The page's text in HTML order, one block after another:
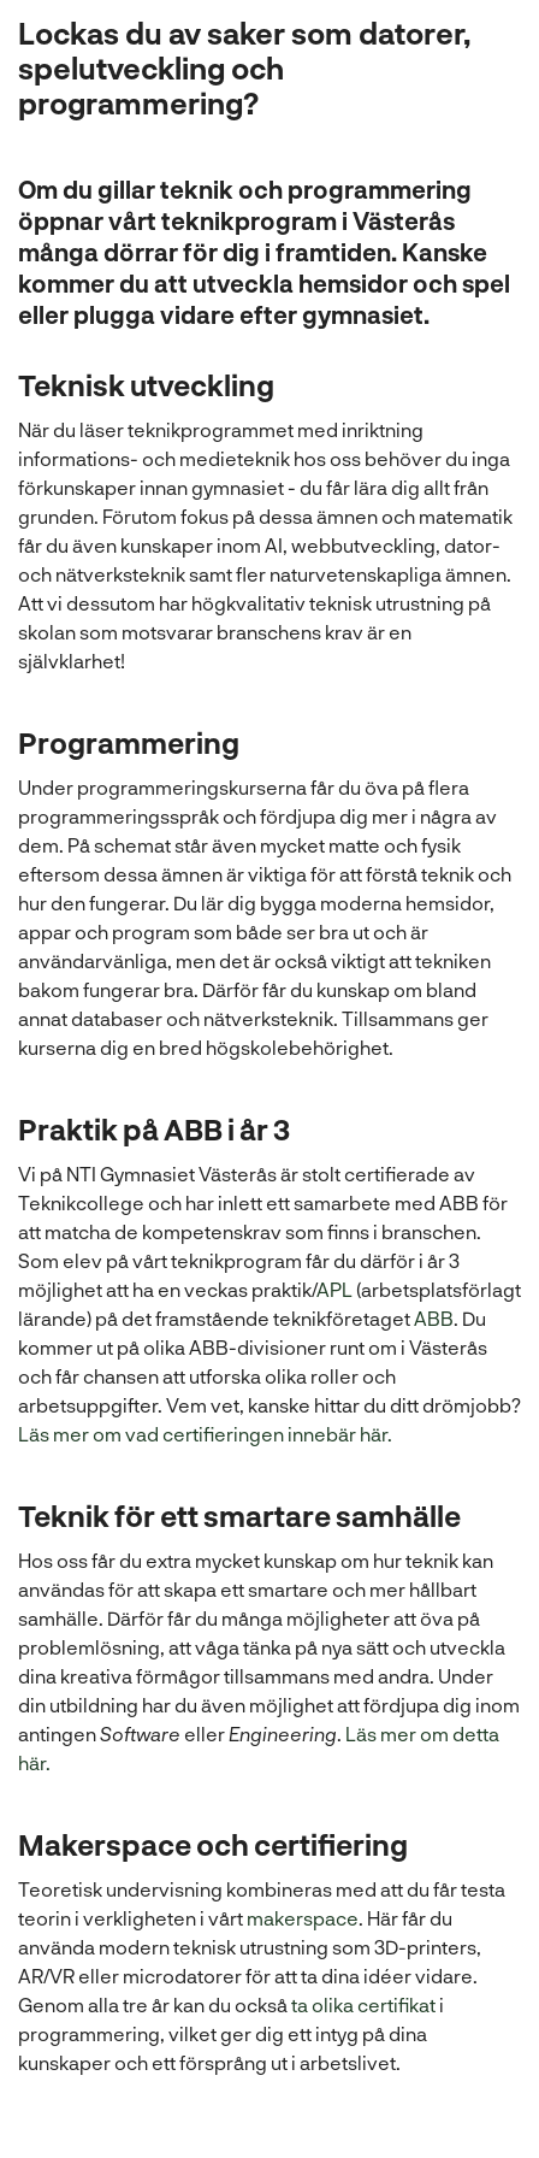
Lockas du av saker som datorer,
spelutveckling och
programmering?
Om du gillar teknik och programmering
öppnar vårt teknikprogram i Västerås
många dörrar för dig i framtiden. Kanske
kommer du att utveckla hemsidor och spel
eller plugga vidare efter gymnasiet.
Teknisk utveckling
När du läser teknikprogrammet med inriktning
informations- och medieteknik hos oss behöver du inga
förkunskaper innan gymnasiet - du får lära dig allt från
grunden. Förutom fokus på dessa ämnen och matematik
får du även kunskaper inom AI, webbutveckling, dator-
och nätverksteknik samt fler naturvetenskapliga ämnen.
Att vi dessutom har högkvalitativ teknisk utrustning på
skolan som motsvarar branschens krav är en
självklarhet!
Programmering
Under programmeringskurserna får du öva på flera
programmeringsspråk och fördjupa dig mer i några av
dem. På schemat står även mycket matte och fysik
eftersom dessa ämnen är viktiga för att förstå teknik och
hur den fungerar. Du lär dig bygga moderna hemsidor,
appar och program som både ser bra ut och är
användarvänliga, men det är också viktigt att tekniken
bakom fungerar bra. Därför får du kunskap om bland
annat databaser och nätverksteknik. Tillsammans ger
kurserna dig en bred högskolebehörighet.
Praktik på ABB i år 3
Vi på NTI Gymnasiet Västerås är stolt certifierade av
Teknikcollege och har inlett ett samarbete med ABB för
att matcha de kompetenskrav som finns i branschen.
Som elev på vårt teknikprogram får du därför i år 3
möjlighet att ha en veckas praktik/APL (arbetsplatsförlagt
lärande) på det framstående teknikföretagetABB. Du
kommer ut på olika ABB-divisioner runt om i Västerås
och får chansen att utforska olika roller och
arbetsuppgifter. Vem vet, kanske hittar du ditt drömjobb?
Läs mer om vad certifieringen innebär här.
p
y
n
s
t
e
r
)
Teknik för ett smartare samhälle
Hos oss får du extra mycket kunskap om hur teknik kan
användas för att skapa ett smartare och mer hållbart
samhälle. Därför får du många möjligheter att öva på
problemlösning, att våga tänka på nya sätt och utveckla
dina kreativa förmågor tillsammans med andra. Under
din utbildning har du även möjlighet att fördjupa dig inom
antingenSoftware ellerEngineering. Läs mer om detta
här.
Makerspace och certifiering
Teoretisk undervisning kombineras med att du får testa
teorin i verkligheten i vårt makerspace. Här får du
använda modern teknisk utrustning som 3D-printers,
AR/VR eller microdatorer för att ta dina idéer vidare.
Genom alla tre år kan du också ta olika certifikat i
programmering, vilket ger dig ett intyg på dina
kunskaper och ett försprång ut i arbetslivet.